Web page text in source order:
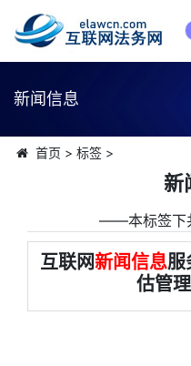
新闻信息
首页 > 标签>
新
――本标签下
互联网新闻信息服
估管